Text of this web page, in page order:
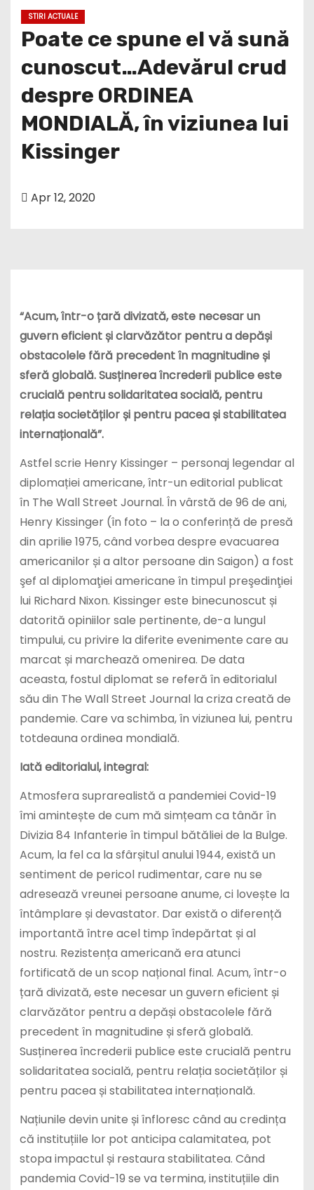
STIRI ACTUALE
Poate ce spune el vă sună
cunoscut…Adevărul crud
despre ORDINEA
MONDIALĂ, în viziunea lui
Kissinger
Apr 12, 2020
“Acum, într-o țară divizată, este necesar un
guvern eficient și clarvăzător pentru a depăși
obstacolele fără precedent în magnitudine și
sferă globală. Susținerea încrederii publice este
crucială pentru solidaritatea socială, pentru
relația societăților și pentru pacea și stabilitatea
internațională”.
Astfel scrie Henry Kissinger – personaj legendar al
diplomației americane, într-un editorial publicat
în The Wall Street Journal. În vârstă de 96 de ani,
Henry Kissinger (în foto – la o conferință de presă
din aprilie 1975, când vorbea despre evacuarea
americanilor și a altor persoane din Saigon) a fost
şef al diplomaţiei americane în timpul preşedinţiei
lui Richard Nixon. Kissinger este binecunoscut și
datorită opiniilor sale pertinente, de-a lungul
timpului, cu privire la diferite evenimente care au
marcat și marchează omenirea. De data
aceasta, fostul diplomat se referă în editorialul
său din The Wall Street Journal la criza creată de
pandemie. Care va schimba, în viziunea lui, pentru
totdeauna ordinea mondială.
Iată editorialul, integral:
Atmosfera suprarealistă a pandemiei Covid-19
îmi amintește de cum mă simțeam ca tânăr în
Divizia 84 Infanterie în timpul bătăliei de la Bulge.
Acum, la fel ca la sfârșitul anului 1944, există un
sentiment de pericol rudimentar, care nu se
adresează vreunei persoane anume, ci lovește la
întâmplare și devastator. Dar există o diferență
importantă între acel timp îndepărtat și al
nostru. Rezistența americană era atunci
fortificată de un scop național final. Acum, într-o
țară divizată, este necesar un guvern eficient și
clarvăzător pentru a depăși obstacolele fără
precedent în magnitudine și sferă globală.
Susținerea încrederii publice este crucială pentru
solidaritatea socială, pentru relația societăților și
pentru pacea și stabilitatea internațională.
Națiunile devin unite și înfloresc când au credința
că instituțiile lor pot anticipa calamitatea, pot
stopa impactul și restaura stabilitatea. Când
pandemia Covid-19 se va termina, instituțiile din